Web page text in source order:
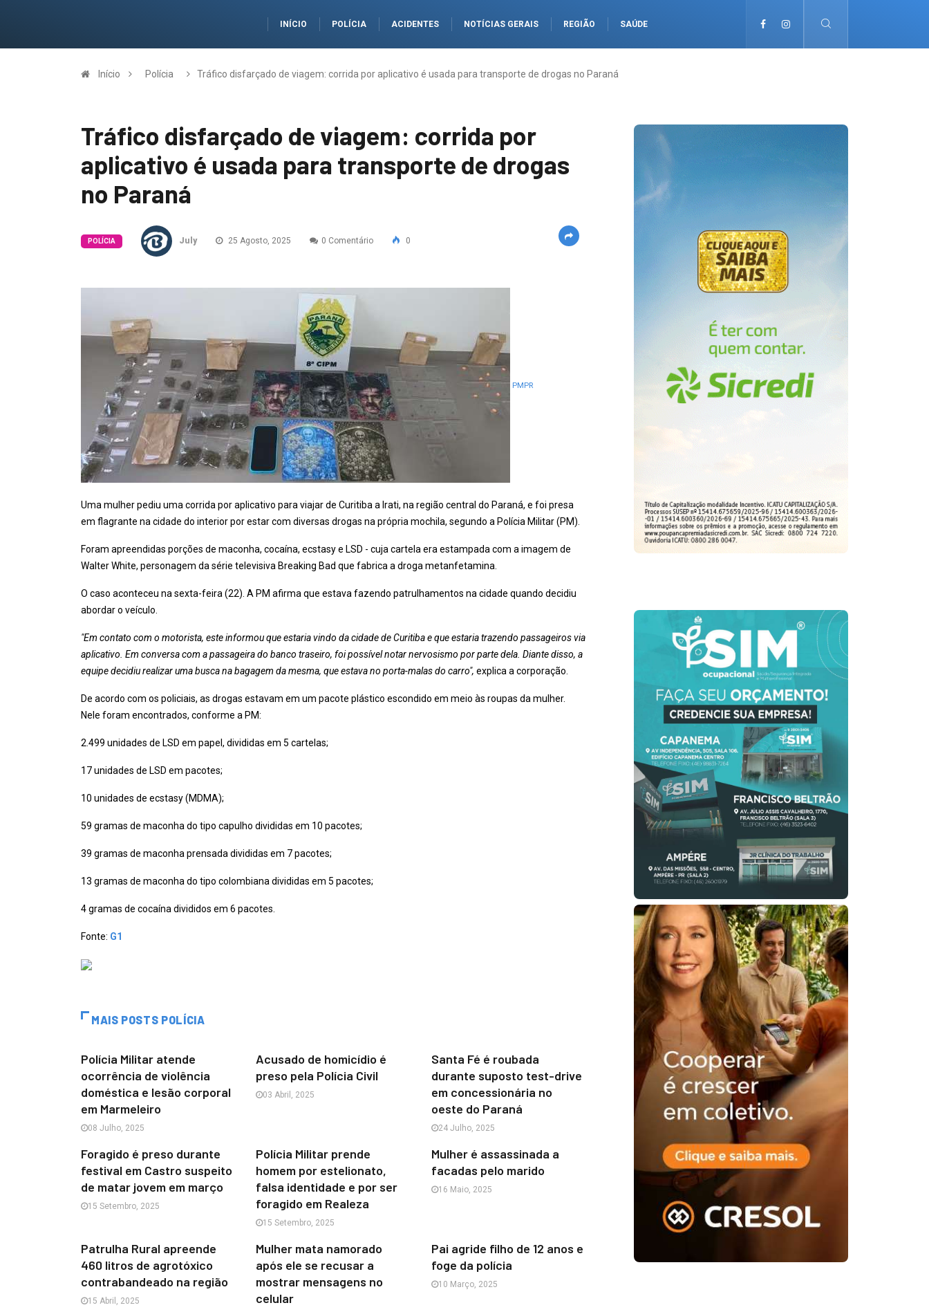
INÍCIO POLÍCIA ACIDENTES NOTÍCIAS GERAIS REGIÃO SAÚDE
Início Polícia Tráfico disfarçado de viagem: corrida por aplicativo é usada para transporte de drogas no Paraná
Tráfico disfarçado de viagem: corrida por
aplicativo é usada para transporte de drogas
no Paraná
POLÍCIA July 25 Agosto, 2025 0 Comentário 0
PMPR
Uma mulher pediu uma corrida por aplicativo para viajar de Curitiba a Irati, na região central do Paraná, e foi presa
em flagrante na cidade do interior por estar com diversas drogas na própria mochila, segundo a Polícia Militar (PM).
Foram apreendidas porções de maconha, cocaína, ecstasy e LSD - cuja cartela era estampada com a imagem de
Walter White, personagem da série televisiva Breaking Bad que fabrica a droga metanfetamina.
O caso aconteceu na sexta-feira (22). A PM afirma que estava fazendo patrulhamentos na cidade quando decidiu
abordar o veículo.
"Em contato com o motorista, este informou que estaria vindo da cidade de Curitiba e que estaria trazendo passageiros via
aplicativo. Em conversa com a passageira do banco traseiro, foi possível notar nervosismo por parte dela. Diante disso, a
equipe decidiu realizar uma busca na bagagem da mesma, que estava no porta-malas do carro", explica a corporação.
De acordo com os policiais, as drogas estavam em um pacote plástico escondido em meio às roupas da mulher.
Nele foram encontrados, conforme a PM:
2.499 unidades de LSD em papel, divididas em 5 cartelas;
17 unidades de LSD em pacotes;
10 unidades de ecstasy (MDMA);
59 gramas de maconha do tipo capulho divididas em 10 pacotes;
39 gramas de maconha prensada divididas em 7 pacotes;
13 gramas de maconha do tipo colombiana divididas em 5 pacotes;
4 gramas de cocaína divididos em 6 pacotes.
Fonte: G1
MAIS POSTS POLÍCIA
Polícia Militar atende
ocorrência de violência
doméstica e lesão corporal
em Marmeleiro
08 Julho, 2025
Acusado de homicídio é
preso pela Polícia Civil
03 Abril, 2025
Santa Fé é roubada
durante suposto test-drive
em concessionária no
oeste do Paraná
24 Julho, 2025
Foragido é preso durante
festival em Castro suspeito
de matar jovem em março
15 Setembro, 2025
Polícia Militar prende
homem por estelionato,
falsa identidade e por ser
foragido em Realeza
15 Setembro, 2025
Mulher é assassinada a
facadas pelo marido
16 Maio, 2025
Patrulha Rural apreende
460 litros de agrotóxico
contrabandeado na região
15 Abril, 2025
Mulher mata namorado
após ele se recusar a
mostrar mensagens no
celular
Pai agride filho de 12 anos e
foge da polícia
10 Março, 2025